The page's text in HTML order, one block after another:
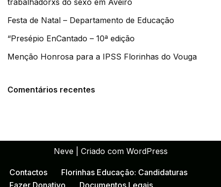
Festa de Natal – Departamento de Educação
“Presépio EnCantado – 10ª edição
Menção Honrosa para a IPSS Florinhas do Vouga
Comentários recentes
Neve| Criado com WordPress
Contactos
Florinhas Educação: Candidaturas
Fazer Donativo
Documentos Legais